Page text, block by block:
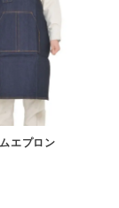
エプロン